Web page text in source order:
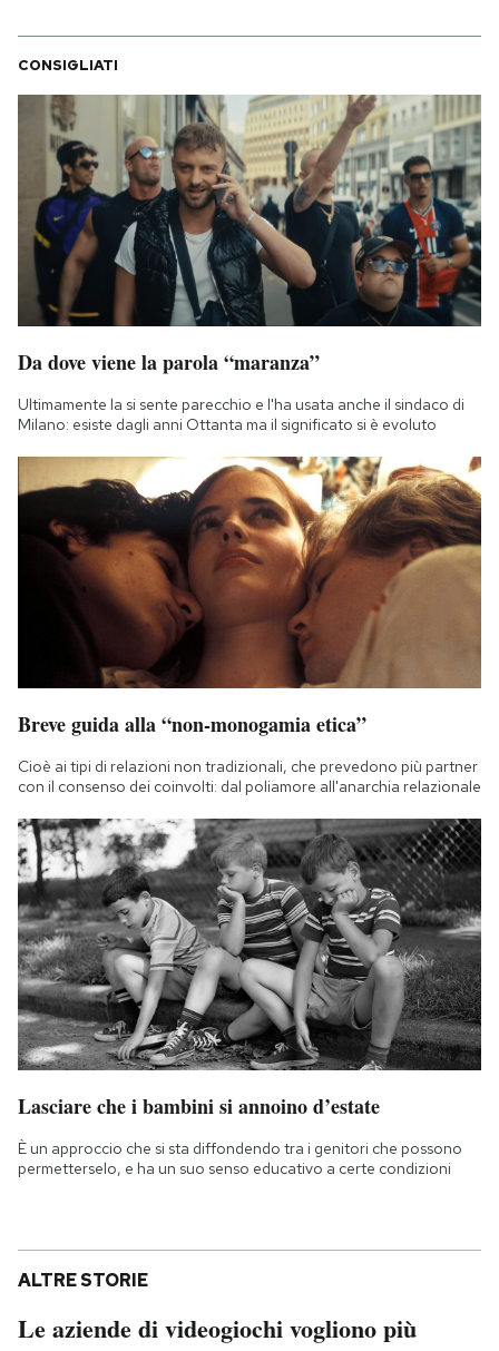
CONSIGLIATI
Da dove viene la parola “maranza”
Ultimamente la si sente parecchio e l'ha usata anche il sindaco di
Milano: esiste dagli anni Ottanta ma il significato si è evoluto
Breve guida alla “non-monogamia etica”
Cioè ai tipi di relazioni non tradizionali, che prevedono più partner
con il consenso dei coinvolti: dal poliamore all'anarchia relazionale
Lasciare che i bambini si annoino d’estate
È un approccio che si sta diffondendo tra i genitori che possono
permetterselo, e ha un suo senso educativo a certe condizioni
ALTRE STORIE
Le aziende di videogiochi vogliono più